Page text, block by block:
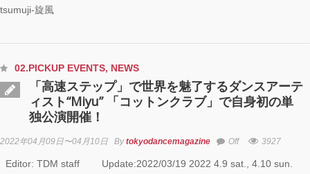
tsumuji-旋風
02.PICKUP EVENTS, NEWS
「高速ステップ」で世界を魅了するダンスアーテ
ィスト“Miyu” 「コットンクラブ」で自身初の単
独公演開催！
2022年04月09日〜04月10日 Bytokyodancemagazine Off 3927
Editor: TDM staff Update:2022/03/19 2022 4.9 sat., 4.10 sun.